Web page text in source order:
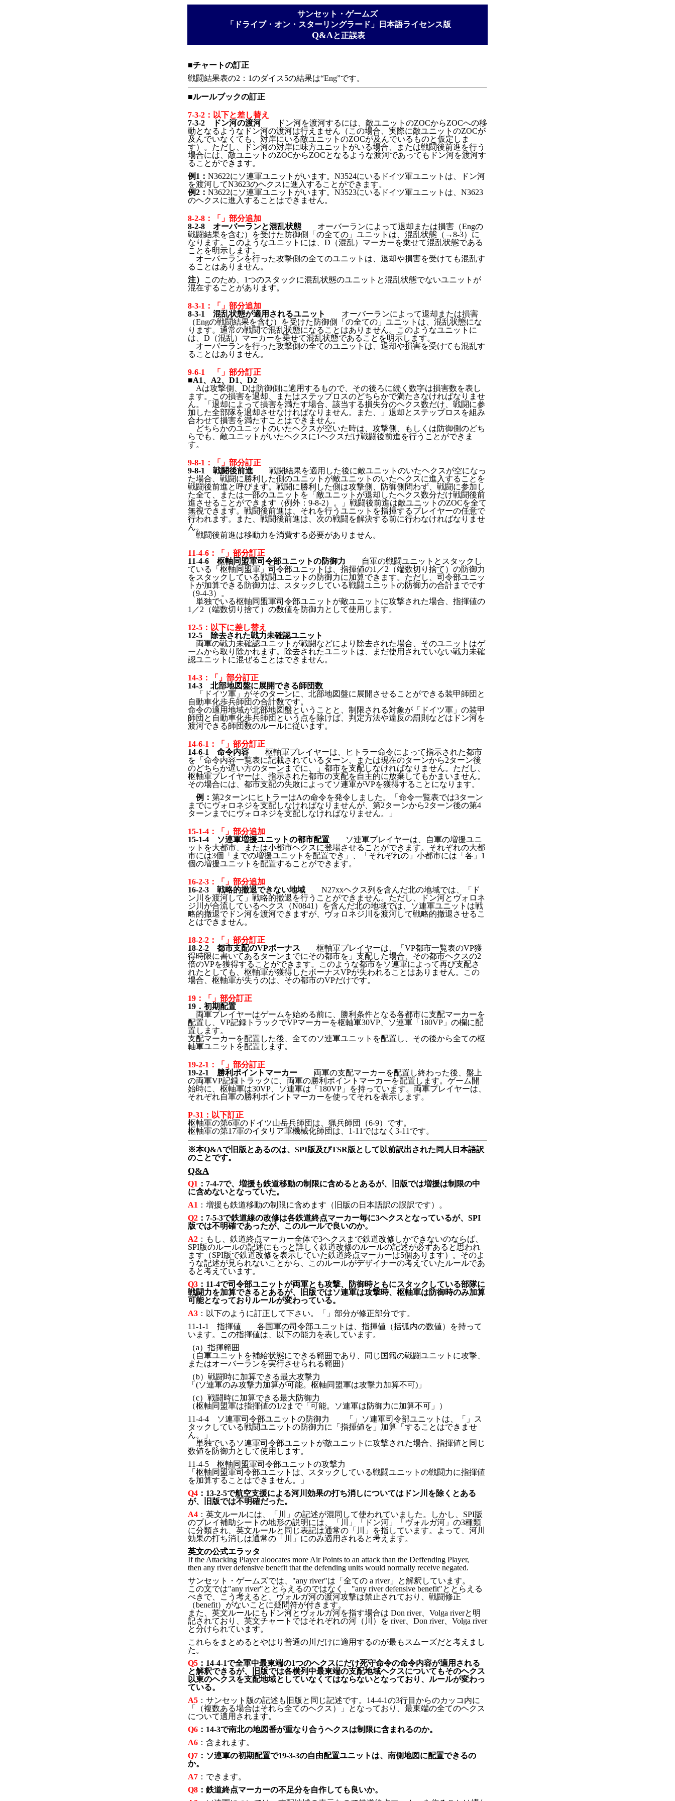
サンセット・ゲームズ
「ドライブ・オン・スターリングラード」日本語ライセンス版
Q&Aと正誤表
■チャートの訂正
戦闘結果表の2：1のダイス5の結果は“Eng”です。
■ルールブックの訂正
7-3-2：以下と差し替え
7-3-2 ドン河の渡河
ドン河を渡河するには、敵ユニットのZOCからZOCへの移
動となるようなドン河の渡河は行えません（この場合、実際に敵ユニットのZOCが
及んでいなくても、対岸にいる敵ユニットのZOCが及んでいるものと仮定しま
す）。ただし、ドン河の対岸に味方ユニットがいる場合、または戦闘後前進を行う
場合には、敵ユニットのZOCからZOCとなるような渡河であってもドン河を渡河す
ることができます。
例1： N3622にソ連軍ユニットがいます。N3524にいるドイツ軍ユニットは、ドン河
を渡河してN3623のヘクスに進入することができます。
例2： N3622にソ連軍ユニットがいます。N3523にいるドイツ軍ユニットは、N3623
のヘクスに進入することはできません。
8-2-8：「」部分追加
8-2-8 オーバーランと混乱状態 オーバーランによって退却または損害（Engの
戦闘結果を含む）を受けた防御側「の全ての」ユニットは、混乱状態（→8-3）に
なります。このようなユニットには、D（混乱）マーカーを乗せて混乱状態である
ことを明示します。
オーバーランを行った攻撃側の全てのユニットは、退却や損害を受けても混乱す
ることはありません。
注）
このため、1つのスタックに混乱状態のユニットと混乱状態でないユニットが
混在することがあります。
8-3-1：「」部分追加
8-3-1 混乱状態が適用されるユニット オーバーランによって退却または損害
（Engの戦闘結果を含む）を受けた防御側「の全ての」ユニットは、混乱状態にな
ります。通常の戦闘で混乱状態になることはありません。このようなユニットに
は、D（混乱）マーカーを乗せて混乱状態であることを明示します。
オーバーランを行った攻撃側の全てのユニットは、退却や損害を受けても混乱す
ることはありません。
9-6-1 「」部分訂正
■A1、A2、D1、D2
Aは攻撃側、Dは防御側に適用するもので、その後ろに続く数字は損害数を表し
ます。この損害を退却、またはステップロスのどちらかで満たさなければなりませ
ん。「退却によって損害を満たす場合、該当する損失分のヘクス数だけ、戦闘に参
加した全部隊を退却させなければなりません。また、」退却とステップロスを組み
合わせて損害を満たすことはできません。
どちらかのユニットのいたヘクスが空いた時は、攻撃側、もしくは防御側のどち
らでも、敵ユニットがいたヘクスに1ヘクスだけ戦闘後前進を行うことができま
す。
9-8-1：「」部分訂正
9-8-1 戦闘後前進 戦闘結果を適用した後に敵ユニットのいたヘクスが空になっ
た場合、戦闘に勝利した側のユニットが敵ユニットのいたヘクスに進入することを
戦闘後前進と呼びます。戦闘に勝利した側は攻撃側、防御側問わず、戦闘に参加し
た全て、または一部のユニットを「敵ユニットが退却したヘクス数分だけ戦闘後前
進させることができます（例外：9-8-2）。」戦闘後前進は敵ユニットのZOCを全て
無視できます。戦闘後前進は、それを行うユニットを指揮するプレイヤーの任意で
行われます。また、戦闘後前進は、次の戦闘を解決する前に行わなければなりませ
ん。
戦闘後前進は移動力を消費する必要がありません。
11-4-6：「」部分訂正
11-4-6 枢軸同盟軍司令部ユニットの防御力
自軍の戦闘ユニットとスタックし
ている「枢軸同盟軍」司令部ユニットは、指揮値の1／2（端数切り捨て）の防御力
をスタックしている戦闘ユニットの防御力に加算できます。ただし、司令部ユニッ
トが加算できる防御力は、スタックしている戦闘ユニットの防御力の合計までです
（9-4-3）。
単独でいる枢軸同盟軍司令部ユニットが敵ユニットに攻撃された場合、指揮値の
1／2（端数切り捨て）の数値を防御力として使用します。
12-5：以下に差し替え
12-5 除去された戦力未確認ユニット
両軍の戦力未確認ユニットが戦闘などにより除去された場合、そのユニットはゲ
ームから取り除かれます。除去されたユニットは、まだ使用されていない戦力未確
認ユニットに混ぜることはできません。
14-3：「」部分訂正
14-3 北部地図盤に展開できる師団数
「ドイツ軍」がそのターンに、北部地図盤に展開させることができる装甲師団と
自動車化歩兵師団の合計数です。
命令の適用地域が北部地図盤ということと、制限される対象が「ドイツ軍」の装甲
師団と自動車化歩兵師団という点を除けば、判定方法や違反の罰則などはドン河を
渡河できる師団数のルールに従います。
14-6-1：「」部分訂正
14-6-1 命令内容 枢軸軍プレイヤーは、ヒトラー命令によって指示された都市
を「命令内容一覧表に記載されているターン、または現在のターンから2ターン後
のどちらか遅い方のターンまでに、」都市を支配しなければなりません。ただし、
枢軸軍プレイヤーは、指示された都市の支配を自主的に放棄してもかまいません。
その場合には、都市支配の失敗によってソ連軍がVPを獲得することになります。
例： 第2ターンにヒトラーはAの命令を発令しました。「命令一覧表では3ターン
までにヴォロネジを支配しなければなりませんが、第2ターンから2ターン後の第4
ターンまでにヴォロネジを支配しなければなりません。」
15-1-4：「」部分追加
15-1-4 ソ連軍増援ユニットの都市配置
ソ連軍プレイヤーは、自軍の増援ユニ
ットを大都市、または小都市ヘクスに登場させることができます。それぞれの大都
市には3個「までの増援ユニットを配置でき」、「それぞれの」小都市には「各」1
個の増援ユニットを配置することができます。
16-2-3：「」部分追加
16-2-3 戦略的撤退できない地域 N27xxヘクス列を含んだ北の地域では、「ド
ン川を渡河して」戦略的撤退を行うことができません。ただし、ドン河とヴォロネ
ジ川が合流しているヘクス（N0841）を含んだ北の地域では、ソ連軍ユニットは戦
略的撤退でドン河を渡河できますが、ヴォロネジ川を渡河して戦略的撤退させるこ
とはできません。
18-2-2：「」部分訂正
18-2-2 都市支配のVPボーナス 枢軸軍プレイヤーは、「VP都市一覧表のVP獲
得時限に書いてあるターンまでにその都市を」支配した場合、その都市ヘクスの2
倍のVPを獲得することができます。このような都市をソ連軍によって再び支配さ
れたとしても、枢軸軍が獲得したボーナスVPが失われることはありません。この
場合、枢軸軍が失うのは、その都市のVPだけです。
19：「」部分訂正
19．初期配置
両軍プレイヤーはゲームを始める前に、勝利条件となる各都市に支配マーカーを
配置し、VP記録トラックでVPマーカーを枢軸軍30VP、ソ連軍「180VP」の欄に配
置します。
支配マーカーを配置した後、全てのソ連軍ユニットを配置し、その後から全ての枢
軸軍ユニットを配置します。
19-2-1：「」部分訂正
19-2-1 勝利ポイントマーカー 両軍の支配マーカーを配置し終わった後、盤上
の両軍VP記録トラックに、両軍の勝利ポイントマーカーを配置します。ゲーム開
始時に、枢軸軍は30VP、ソ連軍は「180VP」を持っています。両軍プレイヤーは、
それぞれ自軍の勝利ポイントマーカーを使ってそれを表示します。
P-31：以下訂正
枢軸軍の第6軍のドイツ山岳兵師団は、猟兵師団（6-9）です。
枢軸軍の第17軍のイタリア軍機械化師団は、1-11ではなく3-11です。
※本Q&Aで旧版とあるのは、SPI版及びTSR版として以前訳出された同人日本語訳
のことです。
Q&A
Q1 ：7-4-7で、増援も鉄道移動の制限に含めるとあるが、旧版では増援は制限の中
に含めないとなっていた。
A1 ：増援も鉄道移動の制限に含めます（旧版の日本語訳の誤訳です）。
Q2 ：7-5-3で鉄道線の改修は各鉄道終点マーカー毎に3ヘクスとなっているが、SPI
版では不明確であったが、このルールで良いのか。
A2 ：もし、鉄道終点マーカー全体で3ヘクスまで鉄道改修しかできないのならば、
SPI版のルールの記述にもっと詳しく鉄道改修のルールの記述が必ずあると思われ
ます（SPI版で鉄道改修を表示していた鉄道終点マーカーは5個あります）。そのよ
うな記述が見られないことから、このルールがデザイナーの考えていたルールであ
ると考えています。
Q3 ：11-4で司令部ユニットが両軍とも攻撃、防御時ともにスタックしている部隊に
戦闘力を加算できるとあるが、旧版ではソ連軍は攻撃時、枢軸軍は防御時のみ加算
可能となっておりルールが変わっている。
A3 ：以下のように訂正して下さい。「」部分が修正部分です。
11-1-1 指揮値 各国軍の司令部ユニットは、指揮値（括弧内の数値）を持って
います。この指揮値は、以下の能力を表しています。
（a）指揮範囲
（自軍ユニットを補給状態にできる範囲であり、同じ国籍の戦闘ユニットに攻撃、
またはオーバーランを実行させられる範囲）
（b）戦闘時に加算できる最大攻撃力
「(ソ連軍のみ攻撃力加算が可能。枢軸同盟軍は攻撃力加算不可)」
（c）戦闘時に加算できる最大防御力
（枢軸同盟軍は指揮値の1/2まで「可能。ソ連軍は防御力に加算不可」）
11-4-4 ソ連軍司令部ユニットの防御力 「」ソ連軍司令部ユニットは、「」ス
タックしている戦闘ユニットの防御力に「指揮値を」加算「することはできませ
ん。」
単独でいるソ連軍司令部ユニットが敵ユニットに攻撃された場合、指揮値と同じ
数値を防御力として使用します。
11-4-5 枢軸同盟軍司令部ユニットの攻撃力
「枢軸同盟軍司令部ユニットは、スタックしている戦闘ユニットの戦闘力に指揮値
を加算することはできません。」
Q4 ：13-2-5で航空支援による河川効果の打ち消しについてはドン川を除くとある
が、旧版では不明確だった。
A4 ：英文ルールには、「川」の記述が混同して使われていました。しかし、SPI版
のプレイ補助シートの地形の説明には、「川」「ドン河」「ヴォルガ河」の3種類
に分類され、英文ルールと同じ表記は通常の「川」を指しています。よって、河川
効果の打ち消しは通常の「川」にのみ適用されると考えます。
英文の公式エラッタ
If the Attacking Player aloocates more Air Points to an attack than the Deffending Player,
then any river defensive benefit that the defending units would normally receive negated.
サンセット・ゲームズでは、"any river"は「全ての a river」と解釈しています。
この文では"any river"ととらえるのではなく、"any river defensive benefit"ととらえる
べきで、こう考えると、ヴォルガ河の渡河攻撃は禁止されており、戦闘修正
（benefit）がないことに疑問符が付きます。
また、英文ルールにもドン河とヴォルガ河を指す場合は Don river、Volga riverと明
記されており、英文チャートではそれぞれの河（川）を river、Don river、Volga river
と分けられています。
これらをまとめるとやはり普通の川だけに適用するのが最もスムーズだと考えまし
た。
Q5 ：14-4-1で全軍中最東端の1つのヘクスにだけ死守命令の命令内容が適用される
と解釈できるが、旧版では各横列中最東端の支配地域ヘクスについてもそのヘクス
以東のヘクスを支配地域としていなくてはならないとなっており、ルールが変わっ
ている。
A5 ：サンセット版の記述も旧版と同じ記述です。14-4-1の3行目からのカッコ内に
「（複数ある場合はそれら全てのヘクス）」となっており、最東端の全てのヘクス
について適用されます。
Q6 ：14-3で南北の地図番が重なり合うヘクスは制限に含まれるのか。
A6 ：含まれます。
Q7 ：ソ連軍の初期配置で19-3-3の自由配置ユニットは、南側地図に配置できるの
か。
A7 ：できます。
Q8 ：鉄道終点マーカーの不足分を自作しても良いか。